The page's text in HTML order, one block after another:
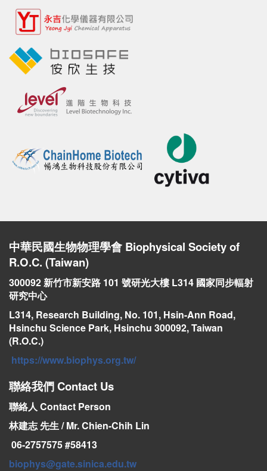
中華民國生物物理學會 Biophysical Society of
R.O.C. (Taiwan)
300092 新竹市新安路 101 號研光大樓 L314 國家同步輻射
研究中心
L314, Research Building, No. 101, Hsin-Ann Road,
Hsinchu Science Park, Hsinchu 300092, Taiwan
(R.O.C.)
https://www.biophys.org.tw/
聯絡我們 Contact Us
聯絡人 Contact Person
林建志 先生 / Mr. Chien-Chih Lin
06-2757575 #58413
biophys@gate.sinica.edu.tw